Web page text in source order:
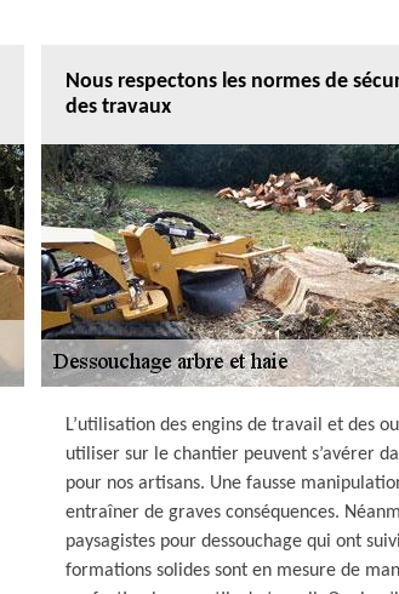
Nous respectons les normes de
des travaux
L’utilisation des engins de travail et des
utiliser sur le chantier peuvent s’avérer
pour nos artisans. Une fausse
entraîner de graves conséquences.
paysagistes pour dessouchage qui ont
formations solides sont en mesure de